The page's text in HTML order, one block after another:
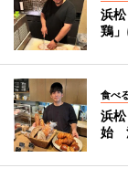
浜
鶏
食べ
浜
始